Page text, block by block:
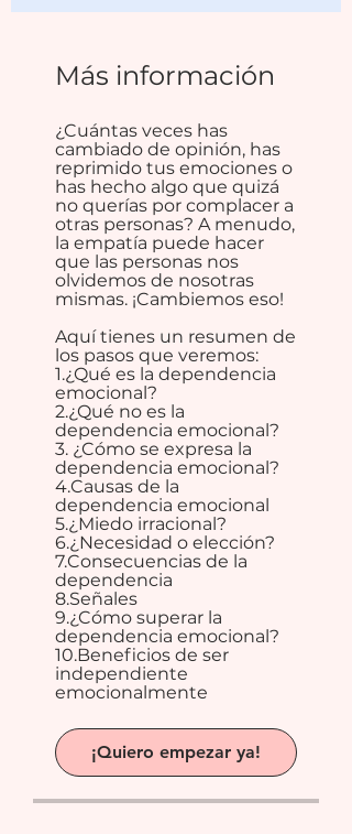
Más información
¿Cuántas veces has
cambiado de opinión, has
reprimido tus emociones o
has hecho algo que quizá
no querías por complacer a
otras personas? A menudo,
la empatía puede hacer
que las personas nos
olvidemos de nosotras
mismas. ¡Cambiemos eso!
Aquí tienes un resumen de
los pasos que veremos:
1.¿Qué es la dependencia
emocional?
2.¿Qué no es la
dependencia emocional?
3. ¿Cómo se expresa la
dependencia emocional?
4.Causas de la
dependencia emocional
5.¿Miedo irracional?
6.¿Necesidad o elección?
7.Consecuencias de la
dependencia
8.Señales
9.¿Cómo superar la
dependencia emocional?
10.Beneficios de ser
independiente
emocionalmente
¡Quiero empezar ya!